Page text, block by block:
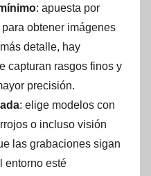
: apuesta por
obtener imágenes
detalle, hay
capturan rasgos finos y
precisión.
: elige modelos con
o incluso visión
las grabaciones sigan
entorno esté